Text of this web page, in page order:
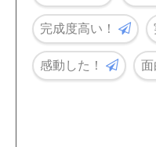
完成度高い！
感動した！